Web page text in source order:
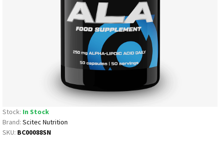
Stock: In Stock
Brand: Scitec Nutrition
SKU: BC00088SN